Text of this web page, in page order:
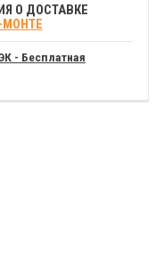
О ДОСТАВКЕ
МОНТЕ
- Бесплатная